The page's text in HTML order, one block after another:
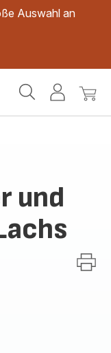
Auswahl an
Mein
Mein
und